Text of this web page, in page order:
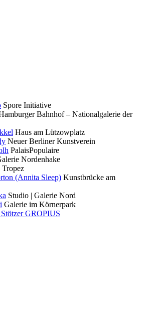
Spore Initiative
Bahnhof – Nationalgalerie der
Haus am Lützowplatz
Neuer Berliner Kunstverein
PalaisPopulaire
Nordenhake
Tropez
(Annita Sleep) Kunstbrücke am
Studio | Galerie Nord
Galerie im Körnerpark